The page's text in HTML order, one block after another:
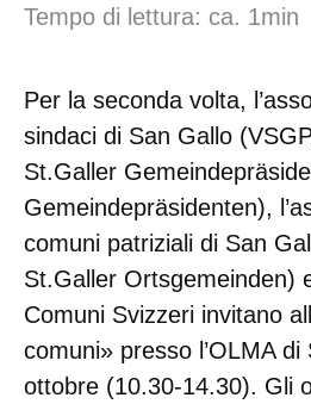
Tempo di lettura: ca. 1min
Per la seconda volta,
sindaci di San Gallo
St.Galler
Gemeindepräsidenten),
comuni patriziali di San
St.Galler Ortsgemeinden)
Comuni Svizzeri invitano
comuni» presso l’OLMA
ottobre (10.30-14.30). Gli